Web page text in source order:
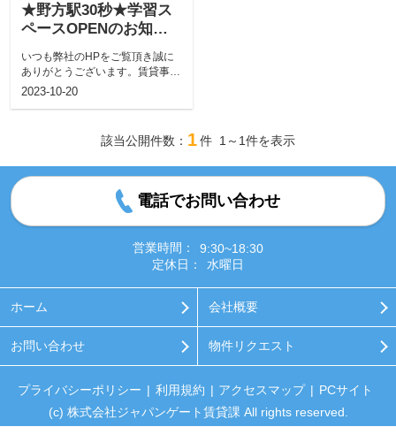
★野方駅30秒★学習ス
ペースOPENのお知ら
いつも弊社のHPをご覧頂き誠に
ありがとうございます。賃貸事業
部の中村です。この度私がリフォ
2023-10-20
該当公開件数： 1件 1～1件を表示
電話でお問い合わせ
営業時間：
9:30~18:30
定休日：
水曜日
ホーム 会社概要
お問い合わせ 物件リクエスト
プライバシーポリシー 利用規約 アクセスマップ
PCサイト
(c) 株式会社ジャパンゲート賃貸課 All rights reserved.